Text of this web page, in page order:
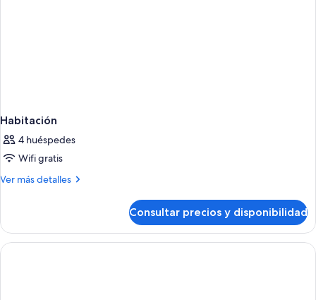
Habitación
4 huéspedes
Wifi gratis
Ver más detalles
Más
Consultar precios y disponibilidad